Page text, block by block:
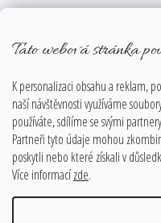
Tato webová stránka
K personalizaci obsahu a reklam,
naší návštěvnosti využíváme
používáte, sdílíme se svými
Partneři tyto údaje mohou
poskytli nebo které získali v
Více informacízde.